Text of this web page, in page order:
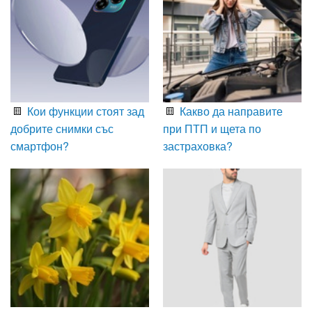
Кои функции стоят зад
добрите снимки със
смартфон?
Какво да направите
при ПТП и щета по
застраховка?